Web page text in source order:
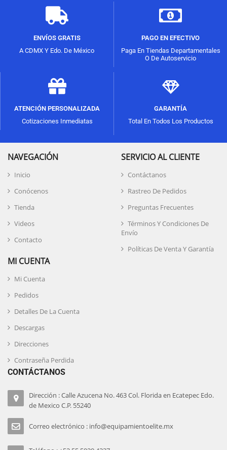
ENVÍOS GRATIS
A CDMX Y Edo. De México
PAGO EN EFECTIVO
Paga En Tiendas Departamentales
O De Autoservicio
ATENCIÓN PERSONALIZADA
Cotizaciones Inmediatas
GARANTÍA
Total En Todos Los Productos
NAVEGACIÓN
Inicio
Conócenos
Tienda
Videos
Contacto
SERVICIO AL CLIENTE
Contáctanos
Rastreo De Pedidos
Preguntas Frecuentes
Términos Y Condiciones De
Envío
Políticas De Venta Y Garantía
MI CUENTA
Mi Cuenta
Pedidos
Detalles De La Cuenta
Descargas
Direcciones
Contraseña Perdida
CONTÁCTANOS
Dirección : Calle Azucena No. 463 Col. Florida en Ecatepec Edo.
de Mexico C.P. 55240
Correo electrónico : info@equipamientoelite.mx